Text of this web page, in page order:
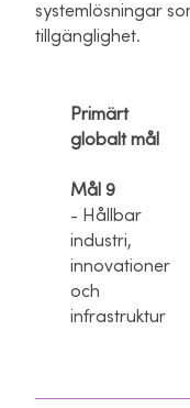
systemlösningar
tillgänglighet.
Primärt
globalt mål
Mål 9
- Hållbar
industri,
innovationer
och
infrastruktur